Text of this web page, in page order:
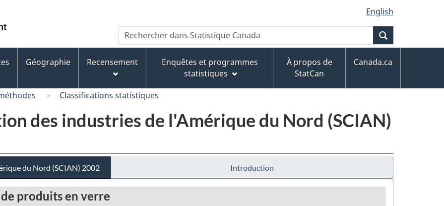
au
contenu
principal
« À
propos
de
ce
version
HTML
simplifiée
English
Canada
Recherche
Rechercher
dans
Canada
Géographie Recensement
Enquêtes et programmes
statistiques
À propos de
StatCan
Canada.ca
Classifications statistiques
des industries de l'Amérique du Nord (SCIAN)
du Nord (SCIAN) 2002 Introduction
produits en verre